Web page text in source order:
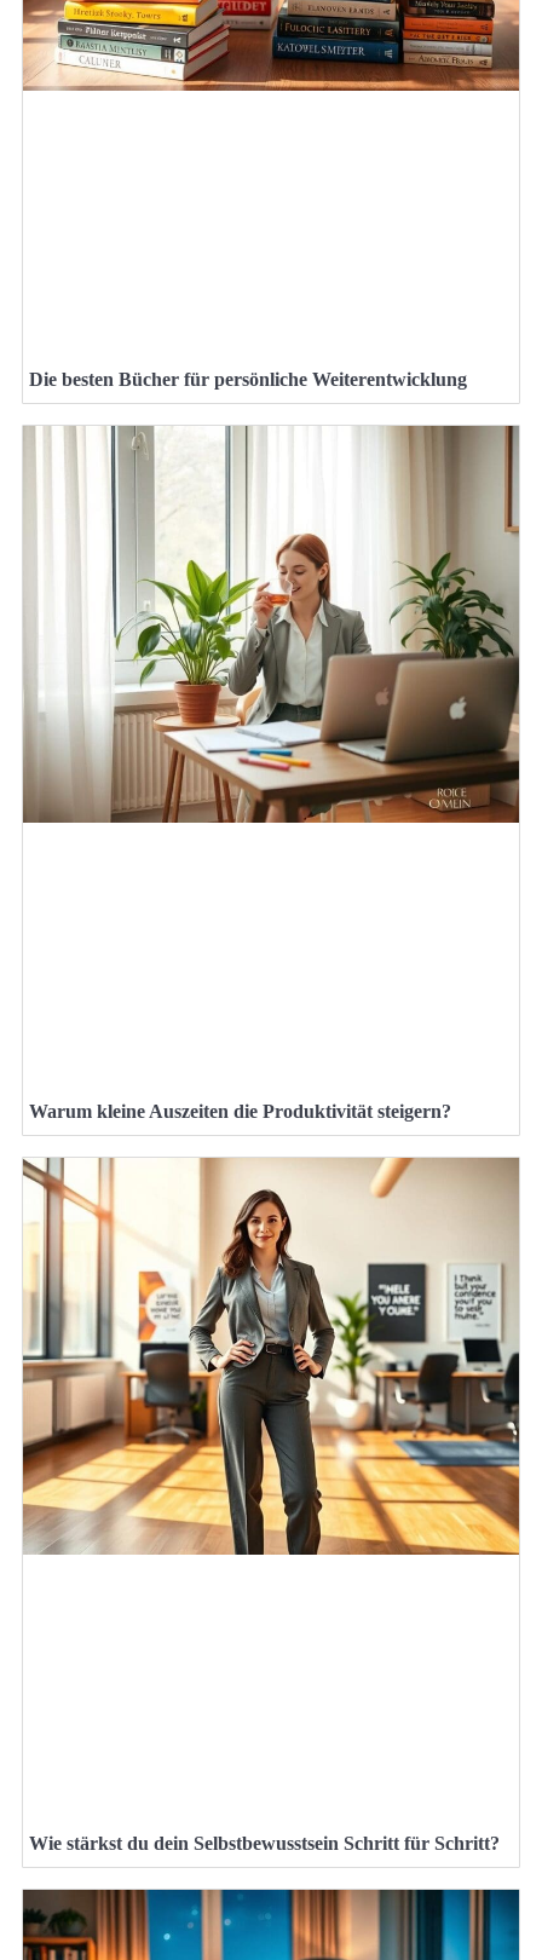
Die besten Bücher für persönliche Weiterentwicklung
Warum kleine Auszeiten die Produktivität steigern?
Wie stärkst du dein Selbstbewusstsein Schritt für Schritt?